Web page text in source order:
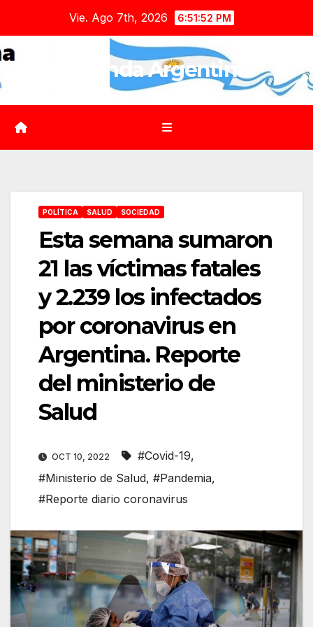
contenido
Vie. Ago 7th, 2026 6:51:53 PM
Agenda Argentina
POLÍTICA SALUD SOCIEDAD
Esta semana sumaron
21 las víctimas fatales
y 2.239 los infectados
por coronavirus en
Argentina. Reporte
del ministerio de
Salud
OCT 10, 2022 #Covid-19,
#Ministerio de Salud, #Pandemia,
#Reporte diario coronavirus